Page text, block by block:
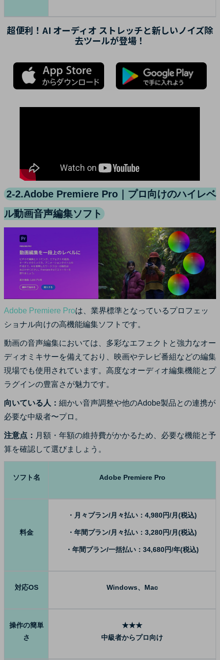
超便利！AI オーディオ ストレッチと新しいノイズ除
去ツールが登場！
2-2.Adobe Premiere Pro｜プロ向けのハイレベ
ル動画音声編集ソフト
Adobe Premiere Proは、業界標準となっているプロフェッ
ショナル向けの高機能編集ソフトです。
動画の音声編集においては、多彩なエフェクトと強力なオー
ディオミキサーを備えており、映画やテレビ番組などの編集
現場でも使用されています。高度なオーディオ編集機能とプ
ラグインの豊富さが魅力です。
向いている人： 細かい音声調整や他のAdobe製品との連携が
必要な中級者〜プロ。
注意点： 月額・年額の維持費がかかるため、必要な機能と予
算を確認して選びましょう。
ソフト名 Adobe Premiere Pro
料金
・月々プラン/月々払い：4,980円/月(税込)
・年間プラン/月々払い：3,280円/月(税込)
・年間プラン/一括払い：34,680円/年(税込)
対応OS Windows、Mac
操作の簡単
さ
★★★
中級者からプロ向け